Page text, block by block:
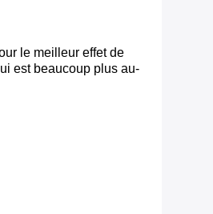
le meilleur effet de
est beaucoup plus au-